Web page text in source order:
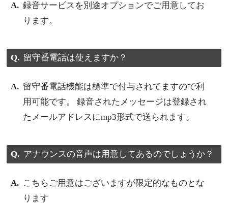
録音サービスを別途オプションでご用意してお
ります。
留守番電話は使えますか？
留守番電話機能は標準で付与されてますので利
用可能です。 録音されたメッセージは登録され
たメールアドレスにmp3形式で送られます。
アナウンスの音声は用意してあるのでしょうか？
こちらご用意はございますが限定的なものとな
ります